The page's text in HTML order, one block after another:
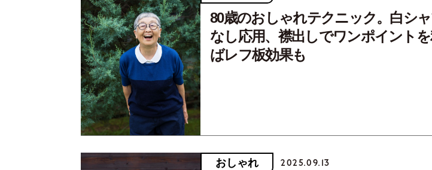
80歳のおしゃれテクニック。白シ
なし応用、襟出しでワンポイント
ばレフ板効果も
おしゃれ 2025.09.13